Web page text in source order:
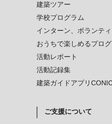
建築ツアー
学校プログラム
インターン、ボランテ
おうちで楽しめるプロ
活動レポート
活動記録集
建築ガイドアプリ
ご支援について